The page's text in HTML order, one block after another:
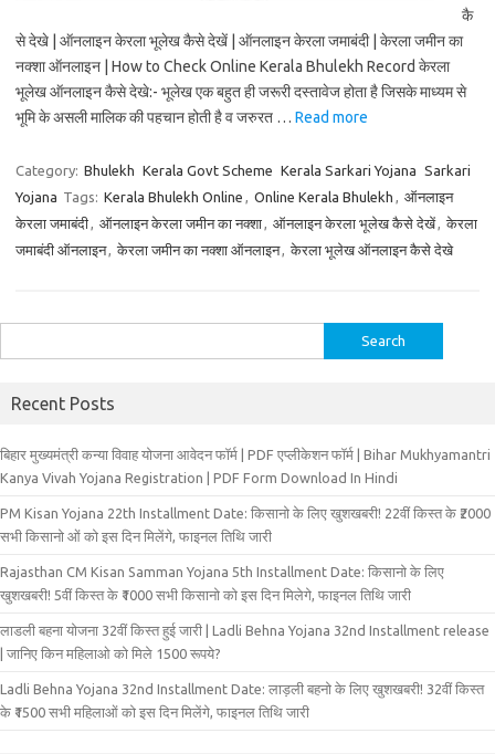
कै
से देखे | ऑनलाइन केरला भूलेख कैसे देखें | ऑनलाइन केरला जमाबंदी | केरला जमीन का
नक्शा ऑनलाइन | How to Check Online Kerala Bhulekh Record केरला
भूलेख ऑनलाइन कैसे देखे:- भूलेख एक बहुत ही जरूरी दस्तावेज होता है जिसके माध्यम से
भूमि के असली मालिक की पहचान होती है व जरुरत … Read more
Category: Bhulekh Kerala Govt Scheme Kerala Sarkari Yojana Sarkari
Yojana Tags: Kerala Bhulekh Online , Online Kerala Bhulekh , ऑनलाइन
केरला जमाबंदी, ऑनलाइन केरला जमीन का नक्शा, ऑनलाइन केरला भूलेख कैसे देखें, केरला
जमाबंदी ऑनलाइन, केरला जमीन का नक्शा ऑनलाइन, केरला भूलेख ऑनलाइन कैसे देखे
for:
Recent Posts
बिहार मुख्‍यमंत्री कन्‍या विवा‍ह योजना आवेदन फॉर्म | PDF एप्लीकेशन फॉर्म | Bihar Mukhyamantri
Kanya Vivah Yojana Registration | PDF Form Download In Hindi
PM Kisan Yojana 22th Installment Date: किसानो के लिए खुशखबरी! 22वीं किस्त के ₹2000
सभी किसानो ओं को इस दिन मिलेंगे, फाइनल तिथि जारी
Rajasthan CM Kisan Samman Yojana 5th Installment Date: किसानो के लिए
खुशखबरी! 5वीं किस्त के ₹1000 सभी किसानो को इस दिन मिलेगे, फाइनल तिथि जारी
लाडली बहना योजना 32वीं किस्त हुई जारी | Ladli Behna Yojana 32nd Installment release
| जानिए किन महिलाओ को मिले 1500 रूपये?
Ladli Behna Yojana 32nd Installment Date: लाड़ली बहनो के लिए खुशखबरी! 32वीं किस्त
के ₹1500 सभी महिलाओं को इस दिन मिलेंगे, फाइनल तिथि जारी